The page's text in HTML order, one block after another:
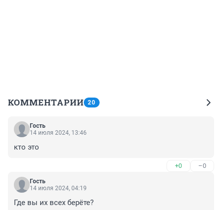
КОММЕНТАРИИ 20
Гость
14 июля 2024, 13:46
кто это
+0 –0
Гость
14 июля 2024, 04:19
Где вы их всех берёте?